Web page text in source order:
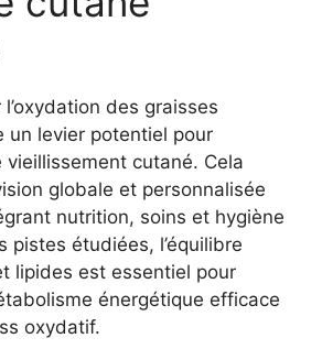
des graisses
un levier potentiel pour
vieillissement cutané. Cela
globale et personnalisée
nutrition, soins et hygiène
pistes étudiées, l’équilibre
lipides est essentiel pour
énergétique efficace
oxydatif.